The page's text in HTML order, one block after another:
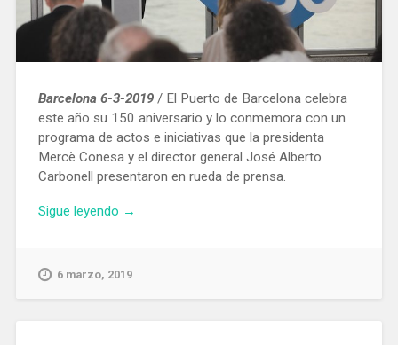
Barcelona 6-3-2019/ El Puerto de Barcelona celebra
este año su 150 aniversario y lo conmemora con un
programa de actos e iniciativas que la presidenta
Mercè Conesa y el director general José Alberto
Carbonell presentaron en rueda de prensa.
Sigue leyendo «El
Barcelona
→
6 marzo, 2019